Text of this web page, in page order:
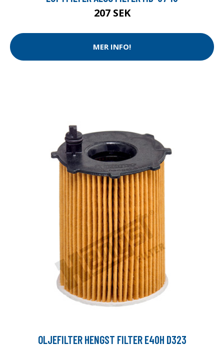
207 SEK
MER INFO!
OLJEFILTER HENGST FILTER E40H D323